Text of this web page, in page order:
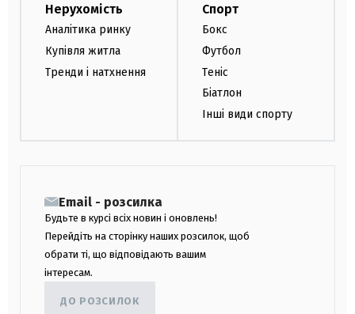
Нерухомість
Аналітика ринку
Купівля житла
Тренди і натхнення
Спорт
Бокс
Футбол
Теніс
Біатлон
Інші види спорту
Email - розсилка
Будьте в курсі всіх новин і оновлень!
Перейдіть на сторінку наших розсилок, щоб
обрати ті, що відповідають вашим
інтересам.
ДО РОЗСИЛОК